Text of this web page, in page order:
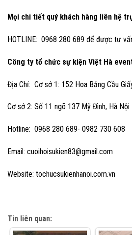
Mọi chi tiết quý khách hàng liên hệ
HOTLINE: 0968 280 689 để được tư
Công ty tổ chức sự kiện Việt Hà
Địa Chỉ: Cơ sở 1: 152 Hoa Bằng Cầu
Cơ sở 2: Số 11 ngõ 137 Mỹ Đình, Hà Nội
Hotline: 0968 280 689- 0982 730 608
Email: cuoihoisukien83@gmail.com
Website: tochucsukienhanoi.com.vn
Tin liên quan: